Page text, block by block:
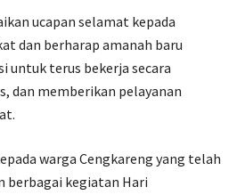
ucapan selamat kepada
dan berharap amanah baru
untuk terus bekerja secara
dan memberikan pelayanan
warga Cengkareng yang telah
berbagai kegiatan Hari